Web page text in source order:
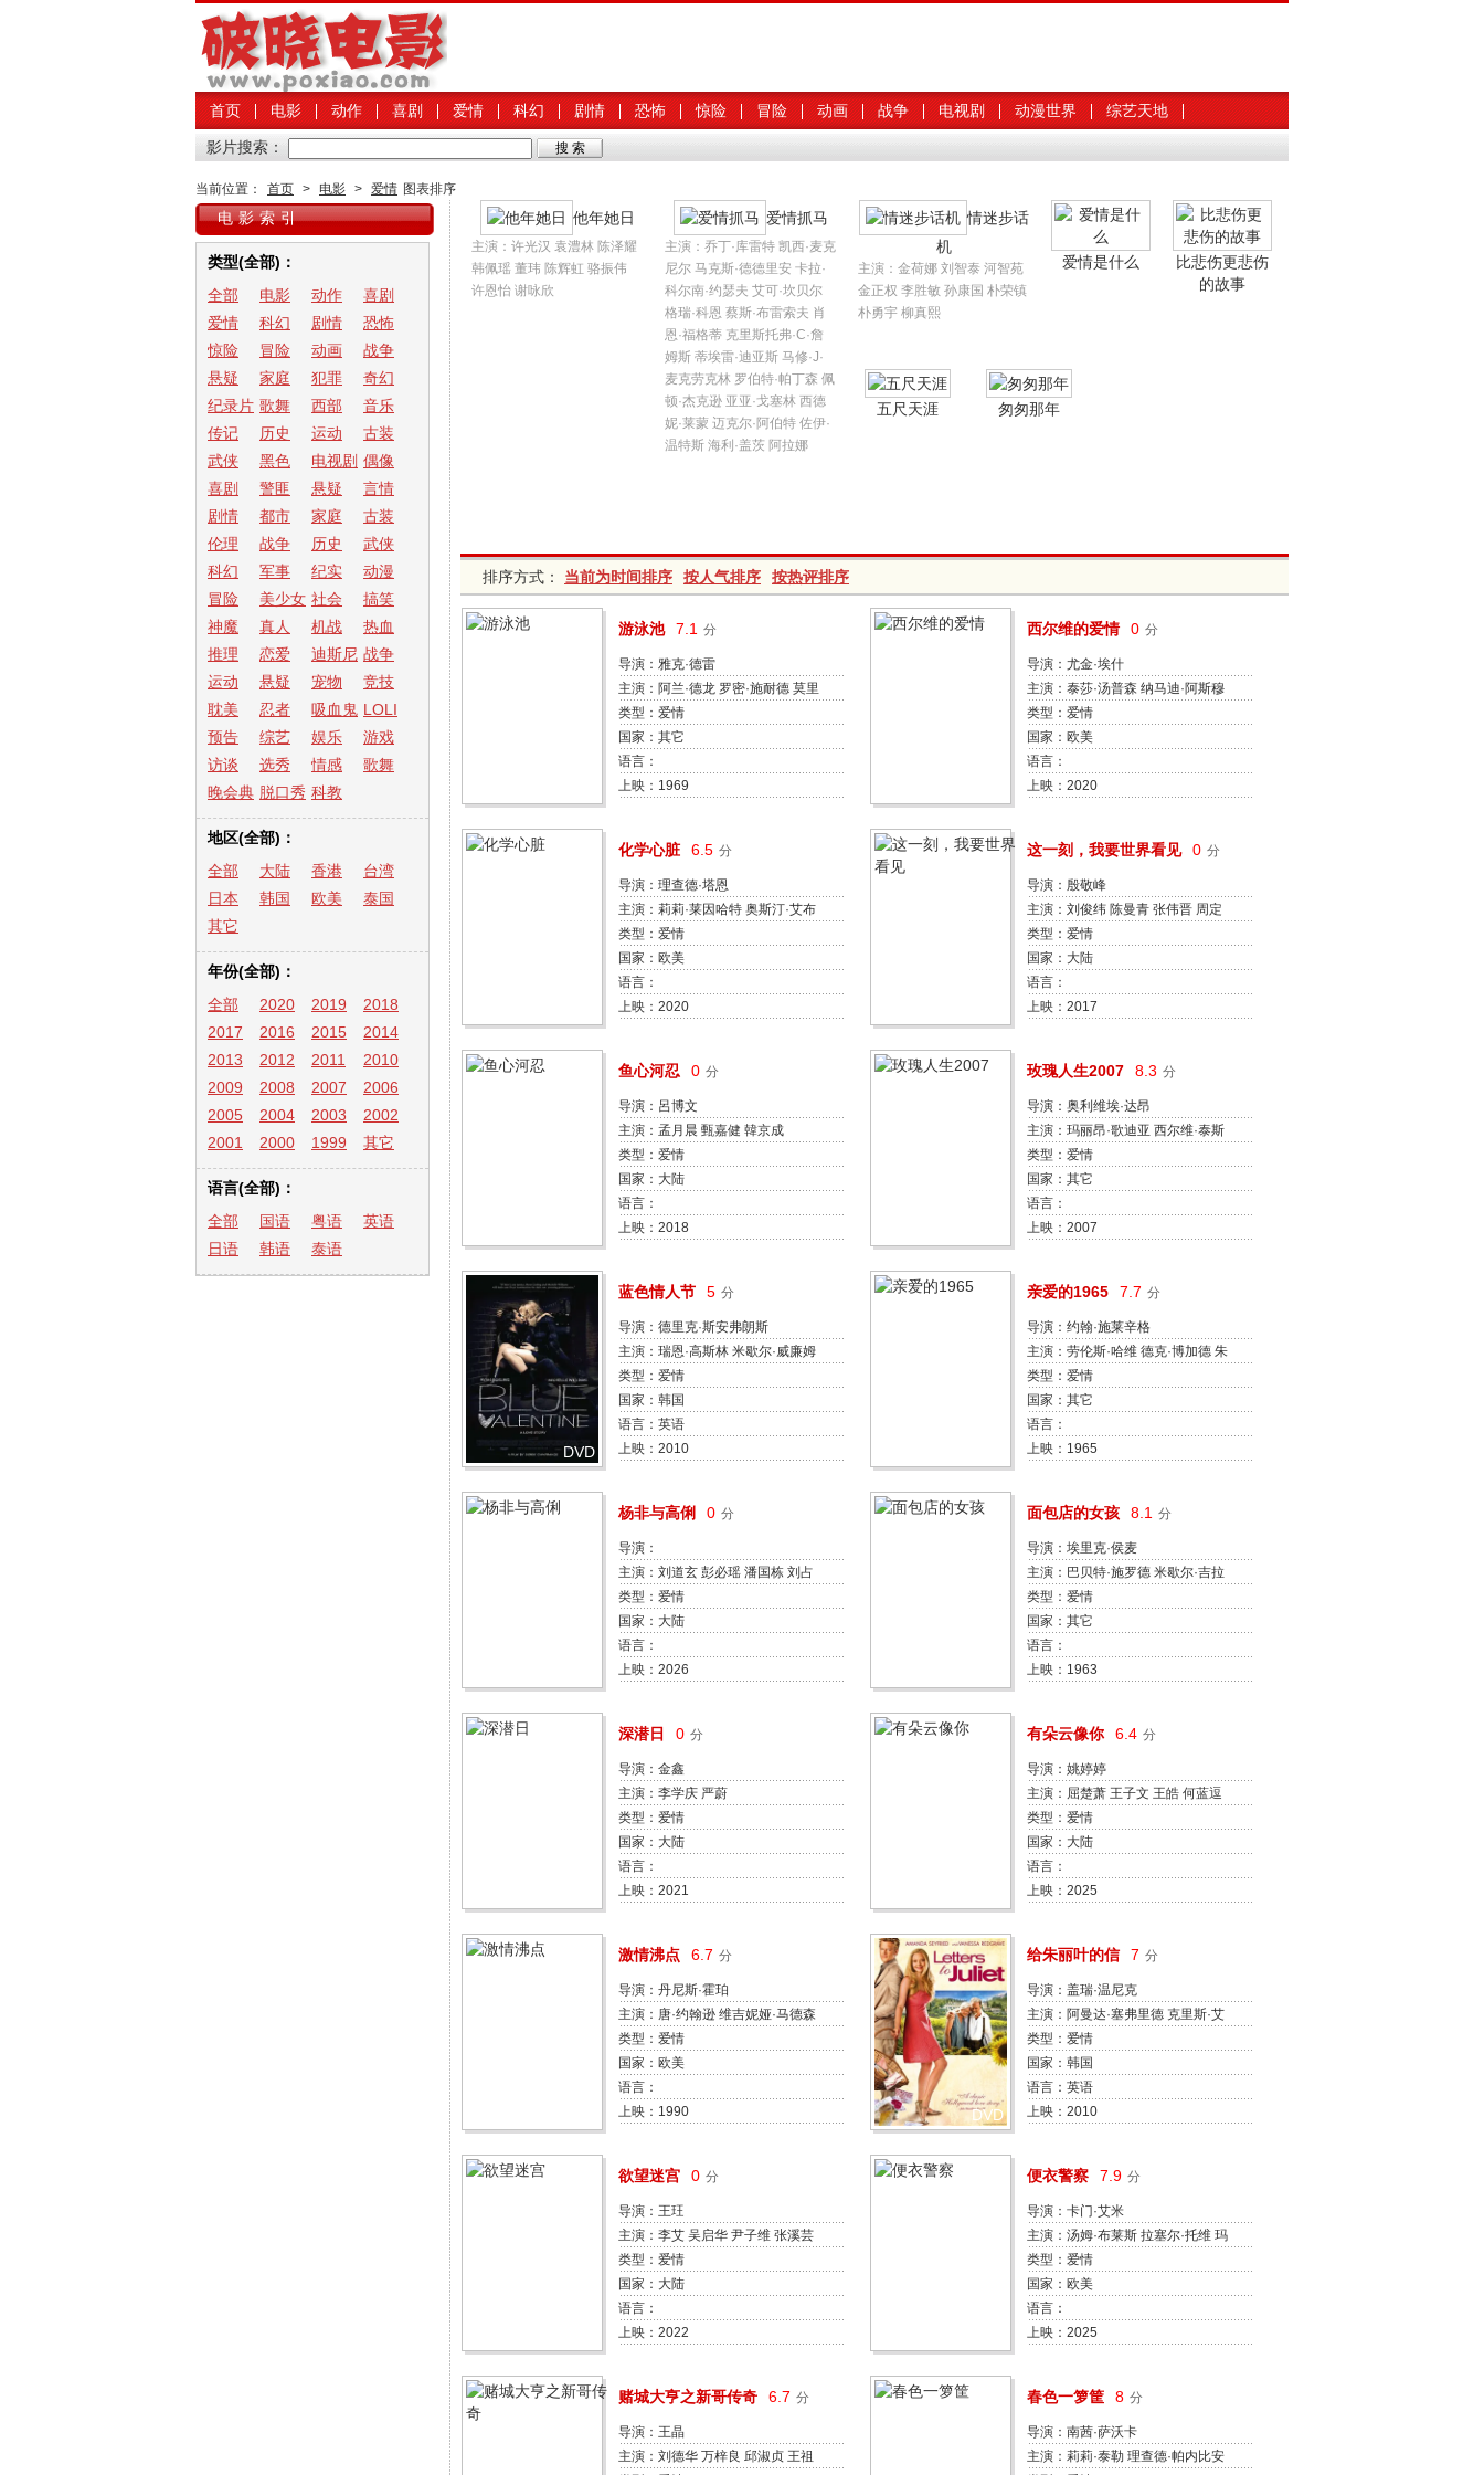
首页 电影 动作 喜剧 爱情 科幻 剧情 恐怖 惊险 冒险 动画 战争 电视剧 动漫世界 综艺天地
影片搜索：
当前位置： 首页 > 电影 > 爱情 图表排序
他年她日
主演：许光汉 袁澧林 陈泽耀
韩佩瑶 董玮 陈辉虹 骆振伟
许恩怡 谢咏欣
爱情抓马
主演：乔丁·库雷特 凯西·麦克
尼尔 马克斯·德德里安 卡拉·
科尔南·约瑟夫 艾可·坎贝尔
格瑞·科恩 蔡斯·布雷索夫 肖
恩·福格蒂 克里斯托弗·C·詹
姆斯 蒂埃雷·迪亚斯 马修·J·
麦克劳克林 罗伯特·帕丁森 佩
顿·杰克逊 亚亚·戈塞林 西德
妮·莱蒙 迈克尔·阿伯特 佐伊·
温特斯 海利·盖茨 阿拉娜
情迷步话
机
主演：金荷娜 刘智泰 河智苑
金正权 李胜敏 孙康国 朴荣镇
朴勇宇 柳真熙
爱情是什么
比悲伤更悲伤
的故事
五尺天涯 匆匆那年
排序方式： 当前为时间排序 按人气排序 按热评排序
游泳池 7.1 分
导演：雅克·德雷
主演：阿兰·德龙 罗密·施耐德 莫里
斯·罗内 简·伯金 保罗·克罗谢 Suzie
Jaspard Maddly Bamy Thierry
Chabert Steve Eckardt Ruth Price
类型：爱情
国家：其它
语言：
上映：1969
西尔维的爱情 0 分
导演：尤金·埃什
主演：泰莎·汤普森 纳马迪·阿斯穆
格哈 伊娃·朗格利亚 阿雅·娜奥米·
金 温迪·麦丽登·康薇 杰米玛·科克
托恩·贝尔 阿拉诺·米勒 雷吉-让·佩
吉 兰斯·莱迪克
类型：爱情
国家：欧美
语言：
上映：2020
化学心脏 6.5 分
导演：理查德·塔恩
主演：莉莉·莱因哈特 奥斯汀·艾布
拉姆斯 莎拉·琼斯 阿德希尔·卡尔安
布鲁斯·奥尔特曼 卡拉·杨 C.J.霍夫
罗伯特·克洛赫赛 梅格·吉普森 凯瑟
琳·科廷
类型：爱情
国家：欧美
语言：
上映：2020
这一刻，我要世界看见 0 分
导演：殷敬峰
主演：刘俊纬 陈曼青 张伟晋 周定
纬 利晴天 冼色丽 刘道玄
类型：爱情
国家：大陆
语言：
上映：2017
鱼心河忍 0 分
导演：呂博文
主演：孟月晨 甄嘉健 韓京成
类型：爱情
国家：大陆
语言：
上映：2018
玫瑰人生2007 8.3 分
导演：奥利维埃·达昂
主演：玛丽昂·歌迪亚 西尔维·泰斯
蒂 帕斯卡尔·格雷戈里 艾玛纽尔·塞
尼耶 让-保罗·卢弗 热拉尔·德帕迪
约 克洛蒂尔·蔻洛 让-皮埃尔·马丹
卡特琳娜·阿莱格雷 马克·巴贝
类型：爱情
国家：其它
语言：
上映：2007
DVD
蓝色情人节 5 分
导演：德里克·斯安弗朗斯
主演：瑞恩·高斯林 米歇尔·威廉姆
斯 迈克·沃格尔 费丝·瓦拉迪卡
类型：爱情
国家：韩国
语言：英语
上映：2010
亲爱的1965 7.7 分
导演：约翰·施莱辛格
主演：劳伦斯·哈维 德克·博加德 朱
莉·克里斯蒂 约瑟·路易斯·德·维拉
龙卡 希拉·吉什 扎克·默凯 Basil
Henson 马里卡·里维拉 Lydia
Sherwood Frank Shelley
类型：爱情
国家：其它
语言：
上映：1965
杨非与高俐 0 分
导演：
主演：刘道玄 彭必瑶 潘国栋 刘占
奎 陈纬 高果
类型：爱情
国家：大陆
语言：
上映：2026
面包店的女孩 8.1 分
导演：埃里克·侯麦
主演：巴贝特·施罗德 米歇尔·吉拉
尔顿 贝特朗·塔维涅 Michel
Mardore
类型：爱情
国家：其它
语言：
上映：1963
深潜日 0 分
导演：金鑫
主演：李学庆 严蔚
类型：爱情
国家：大陆
语言：
上映：2021
有朵云像你 6.4 分
导演：姚婷婷
主演：屈楚萧 王子文 王皓 何蓝逗
黄毅 陈庭煜 吴彦姝 牛犇 余嘉诚
类型：爱情
国家：大陆
语言：
上映：2025
激情沸点 6.7 分
导演：丹尼斯·霍珀
主演：唐·约翰逊 维吉妮娅·马德森
詹妮弗·康纳利 查尔斯·马丁·史密斯
威廉·赛德勒 杰里·哈德因 巴里·柯
宾 莱昂·里皮 杰克·南斯 约翰·霍克
类型：爱情
国家：欧美
语言：
上映：1990
DVD
给朱丽叶的信 7 分
导演：盖瑞·温尼克
主演：阿曼达·塞弗里德 克里斯·艾
根 瓦妮莎·雷德格瑞夫
类型：爱情
国家：韩国
语言：英语
上映：2010
欲望迷宫 0 分
导演：王玨
主演：李艾 吴启华 尹子维 张溪芸
黄尚禾 林麟 黄柏钧 谭盐盐 李斯羽
钟夫翔
类型：爱情
国家：大陆
语言：
上映：2022
便衣警察 7.9 分
导演：卡门·艾米
主演：汤姆·布莱斯 拉塞尔·托维 玛
丽亚·迪齐亚 克里斯蒂安·库克 加布
·法齐奥 艾米·福赛思 约翰·贝德福
德·劳埃德 达瑞斯·弗雷泽 亚历桑德
拉·福特·巴拉兹 萨姆·阿沙·布朗斯
类型：爱情
国家：欧美
语言：
上映：2025
赌城大亨之新哥传奇 6.7 分
导演：王晶
主演：刘德华 万梓良 邱淑贞 王祖
春色一箩筐 8 分
导演：南茜·萨沃卡
主演：莉莉·泰勒 理查德·帕内比安
电影索引
类型(全部)：
全部
电影 动作
喜剧
爱情
科幻 剧情
恐怖
惊险
冒险 动画
战争
悬疑
家庭 犯罪
奇幻
纪录片 歌舞 西部
音乐
传记
历史 运动
古装
武侠
黑色 电视剧 偶像
喜剧
警匪 悬疑
言情
剧情
都市 家庭
古装
伦理
战争 历史
武侠
科幻
军事 纪实
动漫
冒险
美少女 社会
搞笑
神魔
真人 机战
热血
推理
恋爱 迪斯尼 战争
运动
悬疑 宠物
竞技
耽美
忍者 吸血鬼 LOLI
预告
综艺 娱乐
游戏
访谈
选秀 情感
歌舞
晚会典
礼
脱口秀 科教
地区(全部)：
全部
大陆 香港
台湾
日本
韩国 欧美
泰国
其它
年份(全部)：
全部
2020 2019
2018
2017
2016 2015
2014
2013
2012 2011
2010
2009
2008 2007
2006
2005
2004 2003
2002
2001
2000 1999 其它
语言(全部)：
全部
国语 粤语
英语
日语
韩语 泰语